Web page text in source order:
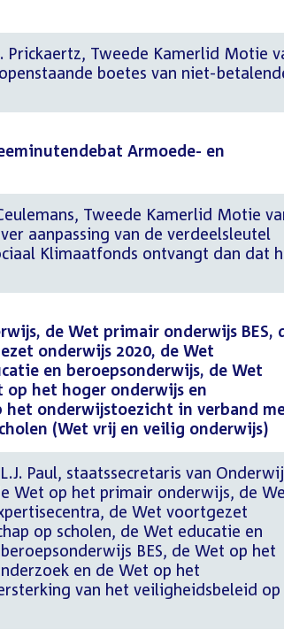
Prickaertz, Tweede Kamerlid Motie
boetes van niet-
Armoede- en
Tweede Kamerlid Motie
aanpassing van de verdeelsleutel
Klimaatfonds ontvangt dan dat
de Wet primair onderwijs BES,
onderwijs 2020, de Wet
en beroepsonderwijs, de Wet
op het hoger onderwijs en
het onderwijstoezicht in verband
(Wet vrij en veilig onderwijs)
Paul, staatssecretaris van
Wet op het primair onderwijs, de
de Wet voortgezet
op scholen, de Wet educatie en
BES, de Wet op het
en de Wet op het
van het veiligheidsbeleid op